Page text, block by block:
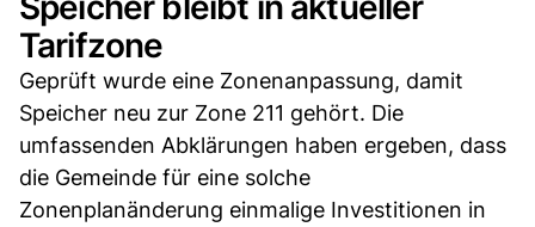
Tarifzone
Geprüft wurde eine Zonenanpassung, damit
Speicher neu zur Zone 211 gehört. Die
umfassenden Abklärungen haben ergeben, dass
die Gemeinde für eine solche
Zonenplanänderung einmalige Investitionen in